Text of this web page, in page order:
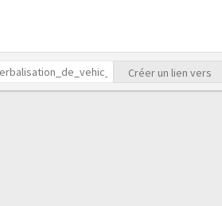
Créer un lien vers